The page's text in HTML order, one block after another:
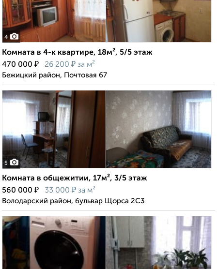
4
Комната в 4-к квартире, 18м², 5/5 этаж
470 000 ₽ 26 200 ₽ за м²
Бежицкий район, Почтовая 67
5
Комната в общежитии, 17м², 3/5 этаж
560 000 ₽ 33 000 ₽ за м²
Володарский район, бульвар Щорса 2С3